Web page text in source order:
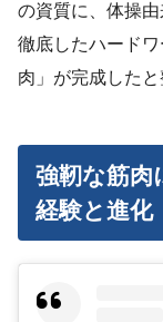
の資質に、体操
徹底したハード
肉」が完成したと
強靭な筋肉
経験と進化